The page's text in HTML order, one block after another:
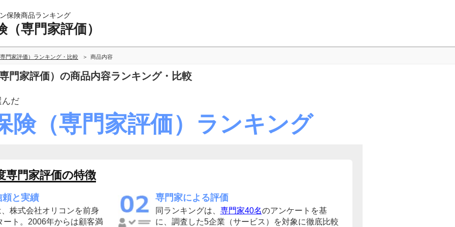
保険商品ランキング
専門家評価）
門家評価）ランキング・比較 商品内容
門家評価）の商品内容ランキング・比較
んだ
険（専門家評価）ランキング
専門家評価の特徴
頼と実績
株式会社オリコンを前身
ート。2006年からは顧客満
専門家による評価
同ランキングは、 専門家40名のアンケートを基
に、調査した5企業（サービス）を対象に徹底比較